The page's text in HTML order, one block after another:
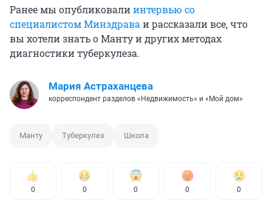
Ранее мы опубликовалиинтервью со
специалистом Минздраваи рассказали все, что
вы хотели знать о Манту и других методах
диагностики туберкулеза.
Мария Астраханцева
корреспондент разделов «Недвижимость» и «Мой дом»
Манту Туберкулез Школа
0 0 0 0 0